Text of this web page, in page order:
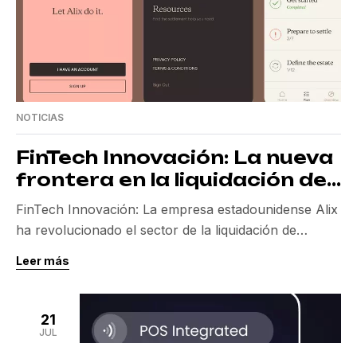
NOTICIAS
FinTech Innovación: La nueva
frontera en la liquidación de
patrimonios
FinTech Innovación: La empresa estadounidense Alix
ha revolucionado el sector de la liquidación de
inteligencia artificial. Con una reciente ronda de
financiación Serie A, Alix ha recaudado 20 millones
de dólares, lo que marca un hito significativo en su
corta pero impresionante trayectoria. La inversión,
Leer más
21
JUL